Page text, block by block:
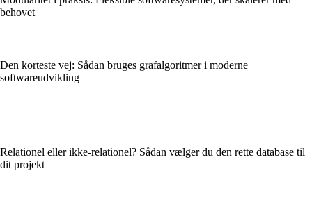
behovet
Den korteste vej: Sådan bruges grafalgoritmer i moderne
softwareudvikling
Relationel eller ikke-relationel? Sådan vælger du den rette database til
dit projekt